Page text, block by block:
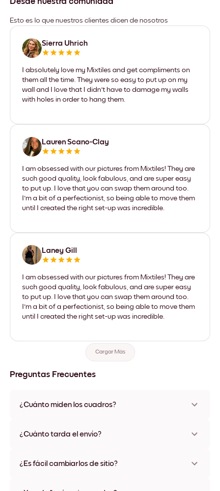
Esto es lo que nuestros clientes dicen de nosotros
Sierra Uhrich
I absolutely love my Mixtiles and get compliments on
them all the time. They were so easy to put up on my
wall and I love that I didn't have to damage my walls
with holes in order to hang them.
Lauren Scano-Clay
I am obsessed with our pictures from Mixtiles! They are
such good quality, look fabulous, and are super easy
to put up. I love that you can swap them around too.
I'm a bit of a perfectionist, so being able to move them
until I created the right set-up was incredible.
Laney Gill
I am obsessed with our pictures from Mixtiles! They are
such good quality, look fabulous, and are super easy
to put up. I love that you can swap them around too.
I'm a bit of a perfectionist, so being able to move them
until I created the right set-up was incredible.
Cargar Más
Preguntas Frecuentes
¿Cuánto miden los cuadros?
opción única de 56x112 cm. Disponible en varios materiales y
¿Cuánto tarda el envío?
disponibles en algunos países. Te enviaremos un número de
¿Es fácil cambiarlos de sitio?